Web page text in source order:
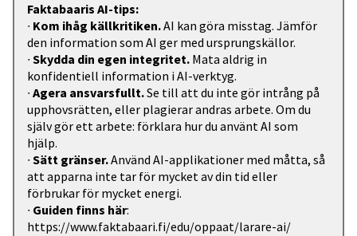
Faktabaaris AI-tips:
∙ Kom ihåg källkritiken.AI kan göra misstag. Jämför
den information som AI ger med ursprungskällor.
∙ Skydda din egen integritet. Mata aldrig in
konfidentiell information i AI-verktyg.
∙ Agera ansvarsfullt.Se till att du inte gör intrång på
upphovsrätten, eller plagierar andras arbete. Om du
själv gör ett arbete: förklara hur du använt AI som
hjälp.
∙ Sätt gränser.Använd AI-applikationer med måtta, så
att apparna inte tar för mycket av din tid eller
förbrukar för mycket energi.
∙ Guiden finns här:
https://www.faktabaari.fi/edu/oppaat/larare-ai/